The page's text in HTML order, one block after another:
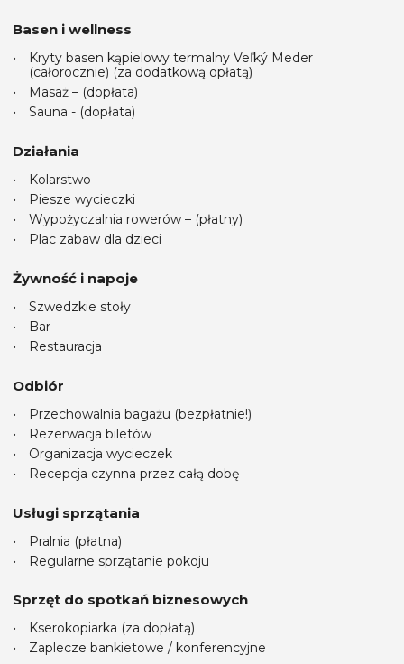
Basen i wellness
Kryty basen kąpielowy termalny Veľký Meder
(całorocznie) (za dodatkową opłatą)
Masaż – (dopłata)
Sauna - (dopłata)
Działania
Kolarstwo
Piesze wycieczki
Wypożyczalnia rowerów – (płatny)
Plac zabaw dla dzieci
Żywność i napoje
Szwedzkie stoły
Bar
Restauracja
Odbiór
Przechowalnia bagażu (bezpłatnie!)
Rezerwacja biletów
Organizacja wycieczek
Recepcja czynna przez całą dobę
Usługi sprzątania
Pralnia (płatna)
Regularne sprzątanie pokoju
Sprzęt do spotkań biznesowych
Kserokopiarka (za dopłatą)
Zaplecze bankietowe / konferencyjne